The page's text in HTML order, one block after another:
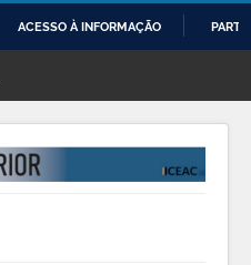
O
CONTEÚDO
ACESSO À INFORMAÇÃO